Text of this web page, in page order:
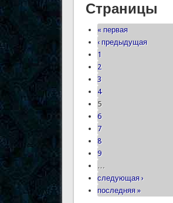
Страницы
« первая
‹ предыдущая
1
2
3
4
5
6
7
8
9
…
следующая ›
последняя »